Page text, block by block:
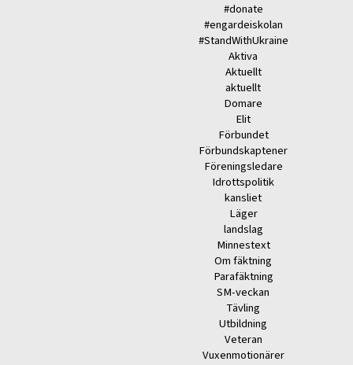
#donate
#engardeiskolan
#StandWithUkraine
Aktiva
Aktuellt
aktuellt
Domare
Elit
Förbundet
Förbundskaptener
Föreningsledare
Idrottspolitik
kansliet
Läger
landslag
Minnestext
Om fäktning
Parafäktning
SM-veckan
Tävling
Utbildning
Veteran
Vuxenmotionärer